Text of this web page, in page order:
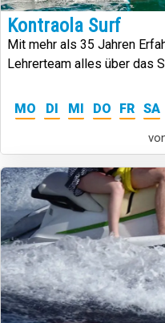
Kontraola Surf
Mit mehr als 35 Jahren
Lehrerteam alles über das
MO DI MI DO FR SA